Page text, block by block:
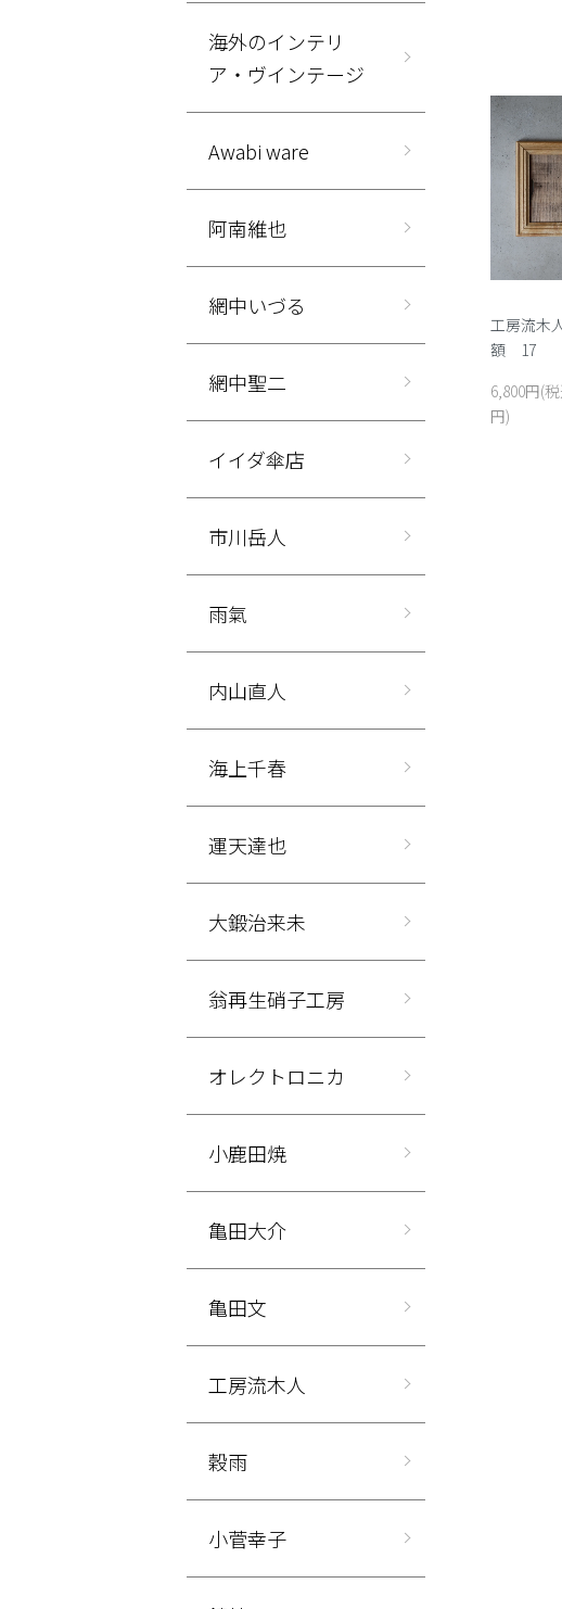
工房流木
額 17
6,800円(
円)
海外のインテリ
ア・ヴインテージ
Awabi ware
阿南維也
網中いづる
網中聖二
イイダ傘店
市川岳人
雨氣
内山直人
海上千春
運天達也
大鍛治来未
翁再生硝子工房
オレクトロニカ
小鹿田焼
亀田大介
亀田文
工房流木人
穀雨
小菅幸子